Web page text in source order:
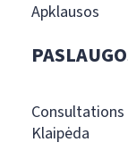
Apklausos
Klaipėda